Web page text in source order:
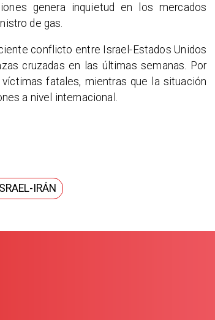
genera inquietud en los mercados
de gas.
conflicto entre Israel-Estados Unidos
cruzadas en las últimas semanas. Por
fatales, mientras que la situación
a nivel internacional.
IRÁN